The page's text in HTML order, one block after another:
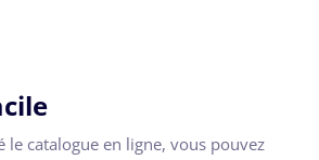
le catalogue en ligne, vous pouvez